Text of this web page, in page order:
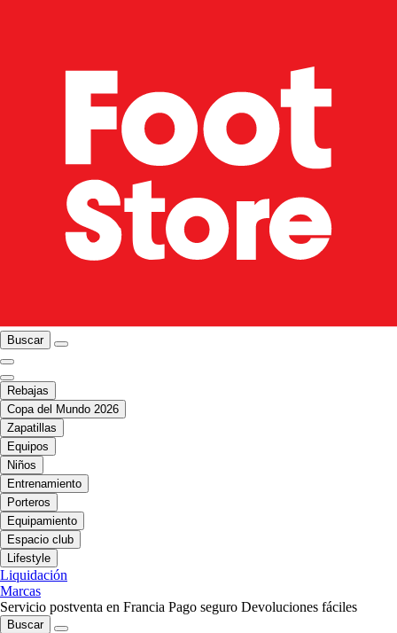
Buscar
Rebajas
Copa del Mundo 2026
Zapatillas
Equipos
Niños
Entrenamiento
Porteros
Equipamiento
Espacio club
Lifestyle
Liquidación
Marcas
Servicio postventa en Francia Pago seguro Devoluciones fáciles
Buscar